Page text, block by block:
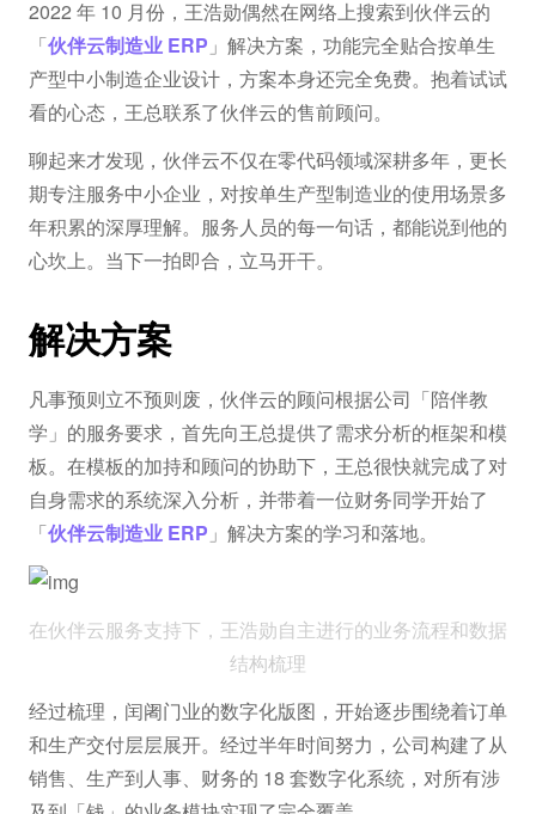
2022 年 10 月份，王浩勋偶然在网络上搜索到伙伴云的
「伙伴云制造业 ERP 」解决方案，功能完全贴合按单生
产型中小制造企业设计，方案本身还完全免费。抱着试试
看的心态，王总联系了伙伴云的售前顾问。
聊起来才发现，伙伴云不仅在零代码领域深耕多年，更长
期专注服务中小企业，对按单生产型制造业的使用场景多
年积累的深厚理解。服务人员的每一句话，都能说到他的
心坎上。当下一拍即合，立马开干。
解决方案
凡事预则立不预则废，伙伴云的顾问根据公司「陪伴教
学」的服务要求，首先向王总提供了需求分析的框架和模
板。在模板的加持和顾问的协助下，王总很快就完成了对
自身需求的系统深入分析，并带着一位财务同学开始了
「伙伴云制造业 ERP 」解决方案的学习和落地。
在伙伴云服务支持下，王浩勋自主进行的业务流程和数据
结构梳理
经过梳理，闰阇门业的数字化版图，开始逐步围绕着订单
和生产交付层层展开。经过半年时间努力，公司构建了从
销售、生产到人事、财务的 18 套数字化系统，对所有涉